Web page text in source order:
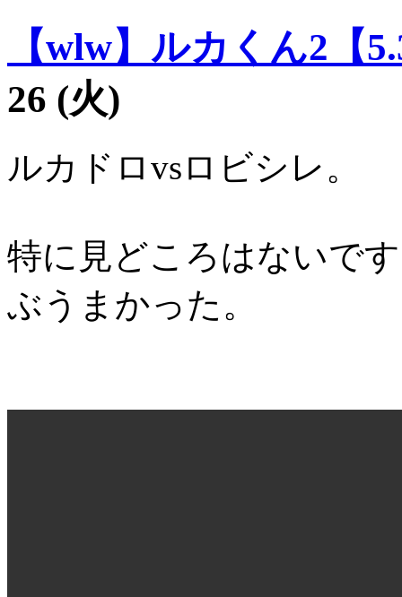
【wlw】ルカくん2【
26 (火)
ルカドロvsロビシレ。
特に見どころはないで
ぶうまかった。